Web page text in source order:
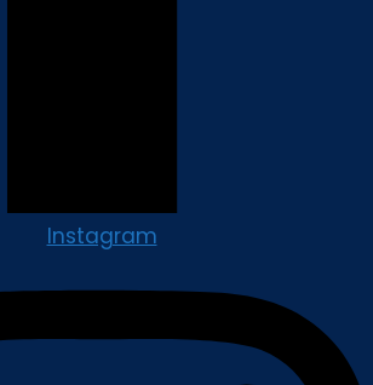
Instagram